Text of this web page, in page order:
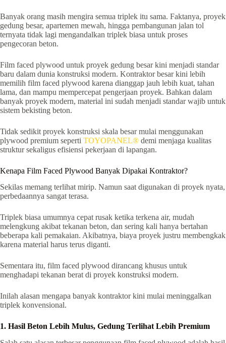
Banyak orang masih mengira semua triplek itu sama. Faktanya, proyek
gedung besar, apartemen mewah, hingga pembangunan jalan tol
ternyata tidak lagi mengandalkan triplek biasa untuk proses
pengecoran beton.
Film faced plywood untuk proyek gedung besar kini menjadi standar
baru dalam dunia konstruksi modern. Kontraktor besar kini lebih
memilih film faced plywood karena dianggap jauh lebih kuat, tahan
lama, dan mampu mempercepat pengerjaan proyek. Bahkan dalam
banyak proyek modern, material ini sudah menjadi standar wajib untuk
sistem bekisting beton.
Tidak sedikit proyek konstruksi skala besar mulai menggunakan
plywood premium seperti TOYOPANEL® demi menjaga kualitas
struktur sekaligus efisiensi pekerjaan di lapangan.
Kenapa Film Faced Plywood Banyak Dipakai Kontraktor?
Sekilas memang terlihat mirip. Namun saat digunakan di proyek nyata,
perbedaannya sangat terasa.
Triplek biasa umumnya cepat rusak ketika terkena air, mudah
melengkung akibat tekanan beton, dan sering kali hanya bertahan
beberapa kali pemakaian. Akibatnya, biaya proyek justru membengkak
karena material harus terus diganti.
Sementara itu, film faced plywood dirancang khusus untuk
menghadapi tekanan berat di proyek konstruksi modern.
Inilah alasan mengapa banyak kontraktor kini mulai meninggalkan
triplek konvensional.
1. Hasil Beton Lebih Mulus, Gedung Terlihat Lebih Premium